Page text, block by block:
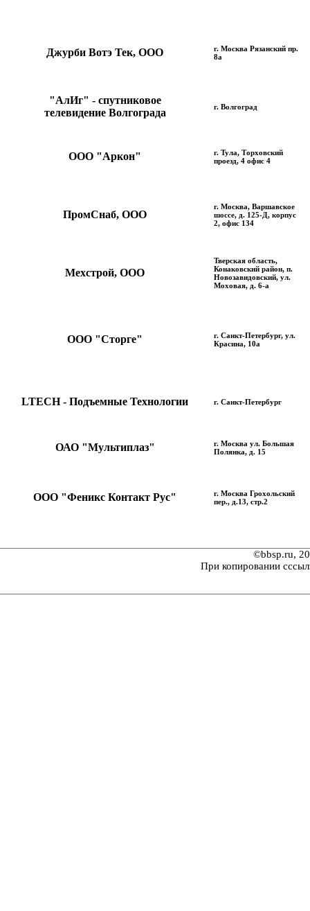
Джурби Вотэ Тек, ООО
г. Москва Рязанский пр.
8а
"АлИг" - спутниковое
телевидение Волгограда
г. Волгоград
ООО "Аркон"
г. Тула, Торховский
проезд, 4 офис 4
ПромСнаб, ООО
г. Москва, Варшавское
шоссе, д. 125-Д, корпус
2, офис 134
Мехстрой, ООО
Тверская область,
Конаковский район, п.
Новозавидовский, ул.
Моховая, д. 6-а
ООО "Сторге"
г. Санкт-Петербург, ул.
Красина, 10а
LTECH - Подъемные Технологии г. Санкт-Петербург
ОАО "Мультиплаз"
г. Москва ул. Большая
Полянка, д. 15
ООО "Феникс Контакт Рус"
г. Москва Грохольский
пер., д.13, стр.2
©bbsp.ru,
При копировании